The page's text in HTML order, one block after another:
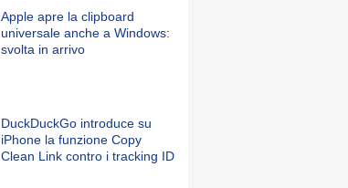
Apple apre la clipboard
universale anche a Windows:
svolta in arrivo
DuckDuckGo introduce su
iPhone la funzione Copy
Clean Link contro i tracking ID